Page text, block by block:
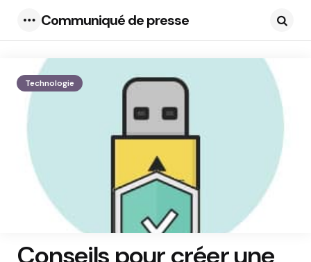
Communiqué de presse
Technologie
Conseils pour créer une